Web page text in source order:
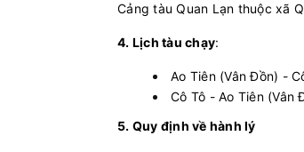
Cảng tàu Quan Lạn thuộc xã
4. Lịch tàu chạy:
Ao Tiên (Vân Đồn) -
Cô Tô - Ao Tiên
5. Quy định về hành lý